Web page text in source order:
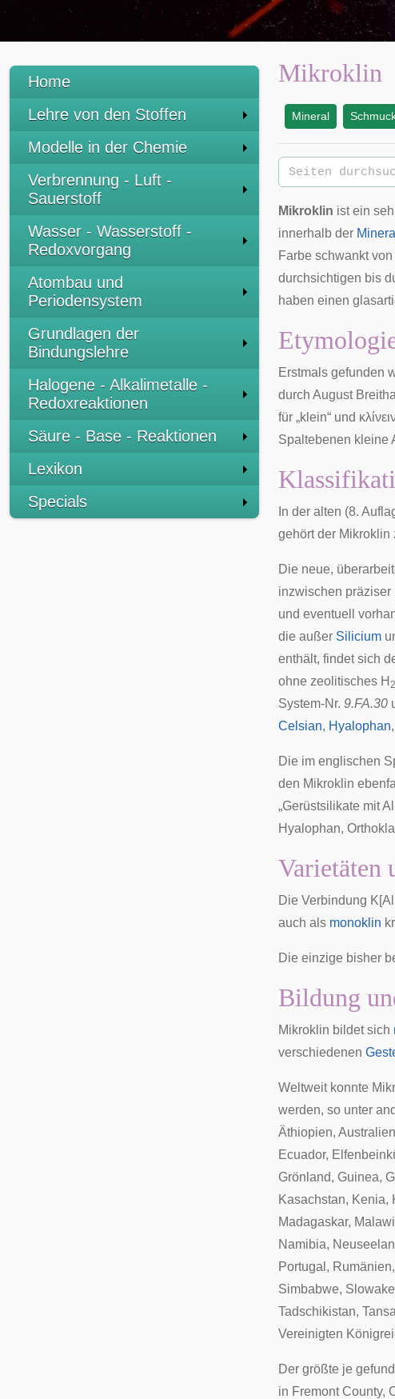
Home
Lehre von den Stoffen
Modelle in der Chemie
Verbrennung - Luft -
Sauerstoff
Wasser - Wasserstoff -
Redoxvorgang
Atombau und
Periodensystem
Grundlagen der
Bindungslehre
Halogene - Alkalimetalle -
Redoxreaktionen
Säure - Base - Reaktionen
Lexikon
Specials
Mikroklin
Mineral
Mikroklin ist ein
innerhalb der
Farbe schwankt
durchsichtigen bis
haben einen
Erstmals gefunden
durch August
für „klein“ und
Spaltebenen kleine
In der alten (8.
gehört der Mikroklin
Die neue,
inzwischen präziser
und eventuell
die außer Silicium
enthält, findet sich
ohne zeolitisches H 2
System-Nr. 9.FA.30
Celsian, Hyalophan,
Die im englischen
den Mikroklin
„Gerüstsilikate mit
Hyalophan,
Varietäten
Die Verbindung
auch als monoklin
Die einzige bisher
Bildung
Mikroklin bildet sich
verschiedenen
Weltweit konnte
werden, so unter
Äthiopien, Australien
Ecuador,
Grönland, Guinea,
Kasachstan, Kenia,
Madagaskar, Malawi
Namibia,
Portugal , Rumänien,
Simbabwe,
Tadschikistan,
Vereinigten
Der größte je
in Fremont County,